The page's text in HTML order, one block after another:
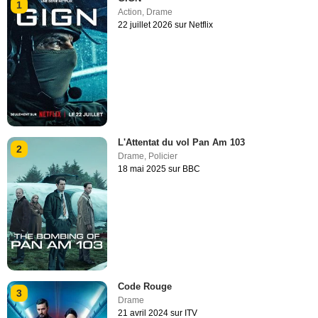
1
Action Drame
22 juillet 2026 sur Netflix
2
L'Attentat du vol Pan Am 103
Drame, Policier
18 mai 2025 sur BBC
3
Code Rouge
Drame
21 avril 2024 sur ITV